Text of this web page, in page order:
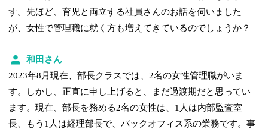
す。先ほど、育児と両立する社員さんのお話を伺いました
が、女性で管理職に就く方も増えてきているのでしょうか？
和田さん
2023年8月現在、部長クラスでは、2名の女性管理職がいま
す。しかし、正直に申し上げると、まだ過渡期だと思ってい
ます。現在、部長を務める2名の女性は、1人は内部監査室
長、もう1人は経理部長で、バックオフィス系の業務です。事